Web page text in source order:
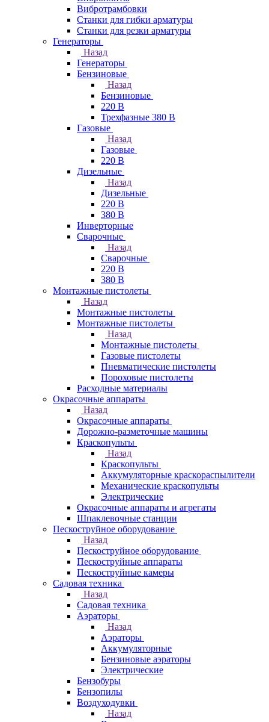
Вибротрамбовки
Станки для гибки арматуры
Станки для резки арматуры
Генераторы
Назад
Генераторы
Бензиновые
Назад
Бензиновые
220 В
Трехфазные 380 В
Газовые
Назад
Газовые
220 В
Дизельные
Назад
Дизельные
220 В
380 В
Инверторные
Сварочные
Назад
Сварочные
220 В
380 В
Монтажные пистолеты
Назад
Монтажные пистолеты
Монтажные пистолеты
Назад
Монтажные пистолеты
Газовые пистолеты
Пневматические пистолеты
Пороховые пистолеты
Расходные материалы
Окрасочные аппараты
Назад
Окрасочные аппараты
Дорожно-разметочные машины
Краскопульты
Назад
Краскопульты
Аккумуляторные краскораспылители
Механические краскопульты
Электрические
Окрасочные аппараты и агрегаты
Шпаклевочные станции
Пескоструйное оборудование
Назад
Пескоструйное оборудование
Пескоструйные аппараты
Пескоструйные камеры
Садовая техника
Назад
Садовая техника
Аэраторы
Назад
Аэраторы
Аккумуляторные
Бензиновые аэраторы
Электрические
Бензобуры
Бензопилы
Воздуходувки
Назад